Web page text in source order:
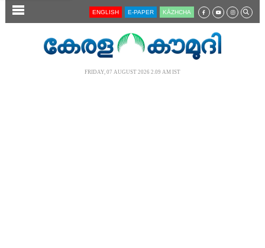
SECTIONS ENGLISH E-PAPER KĀZHCHA
FRIDAY, 07 AUGUST 2026 2.09 AM IST